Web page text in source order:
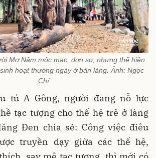
Mơ Nâm mộc mạc, đơn sơ, nhưng thể hiện
hoạt thường ngày ở bản làng. Ảnh: Ngọc
Chí
tú A Gông, người đang nỗ lực
tạc tượng cho thế hệ trẻ ở làng
Đen chia sẻ: Công việc điêu
truyền dạy giữa các thế hệ,